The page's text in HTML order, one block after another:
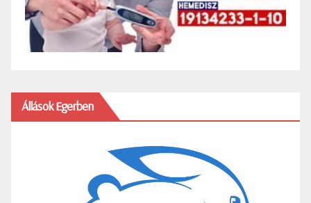
Állások Egerben